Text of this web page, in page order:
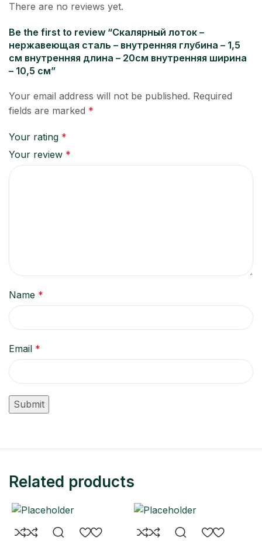
There are no reviews yet.
Be the first to review “Скалярный лоток –
нержавеющая сталь – внутренняя глубина – 1,5
см внутренняя длина – 20см внутренняя ширина
– 10,5 см”
Your email address will not be published. Required
fields are marked *
Your rating *
Your review *
Name *
Email *
Related products